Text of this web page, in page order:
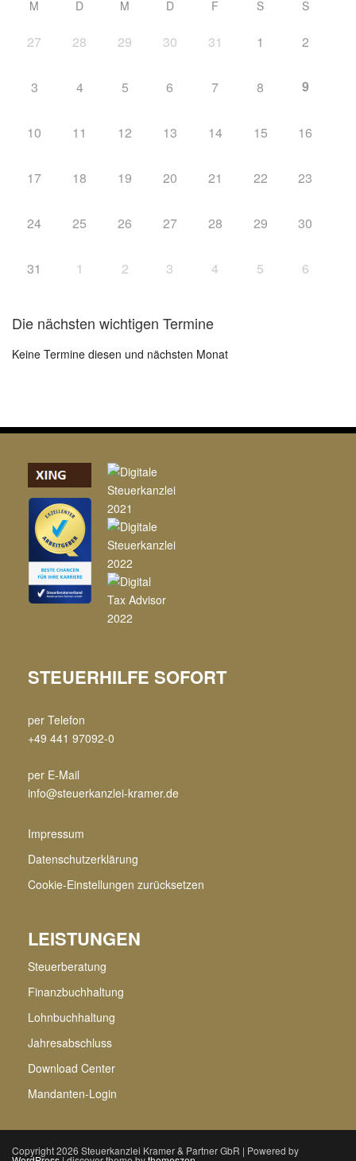
M D M D F S S
27 28 29 30 31 1 2
3 4 5 6 7 8 9
10 11 12 13 14 15 16
17 18 19 20 21 22 23
24 25 26 27 28 29 30
31 1 2 3 4 5 6
Die nächsten wichtigen Termine
Keine Termine diesen und nächsten Monat
STEUERHILFE SOFORT
per Telefon
+49 441 97092-0
per E-Mail
info@steuerkanzlei-kramer.de
Impressum
Datenschutzerklärung
Cookie-Einstellungen zurücksetzen
LEISTUNGEN
Steuerberatung
Finanzbuchhaltung
Lohnbuchhaltung
Jahresabschluss
Download Center
Mandanten-Login
Copyright 2026 Steuerkanzlei Kramer & Partner GbR | Powered by